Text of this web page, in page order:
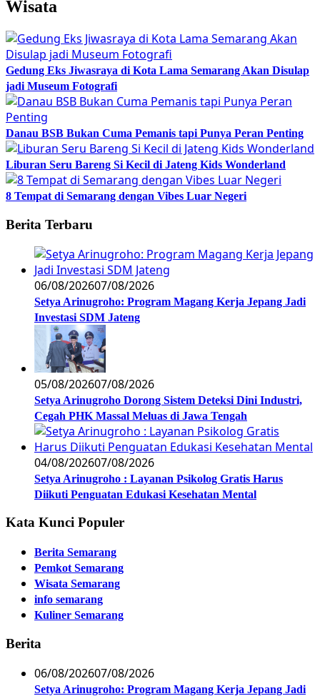
Wisata
Gedung Eks Jiwasraya di Kota Lama Semarang Akan Disulap
jadi Museum Fotografi
Danau BSB Bukan Cuma Pemanis tapi Punya Peran Penting
Liburan Seru Bareng Si Kecil di Jateng Kids Wonderland
8 Tempat di Semarang dengan Vibes Luar Negeri
Berita Terbaru
06/08/202607/08/2026
Setya Arinugroho: Program Magang Kerja Jepang Jadi
Investasi SDM Jateng
05/08/202607/08/2026
Setya Arinugroho Dorong Sistem Deteksi Dini Industri,
Cegah PHK Massal Meluas di Jawa Tengah
04/08/202607/08/2026
Setya Arinugroho : Layanan Psikolog Gratis Harus
Diikuti Penguatan Edukasi Kesehatan Mental
Kata Kunci Populer
Berita Semarang
Pemkot Semarang
Wisata Semarang
info semarang
Kuliner Semarang
Berita
06/08/202607/08/2026
Setya Arinugroho: Program Magang Kerja Jepang Jadi